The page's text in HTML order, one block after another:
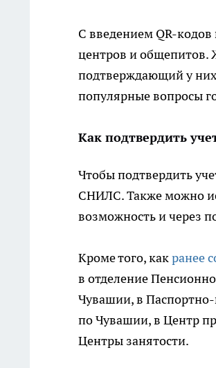
С введением QR-
центров и общепитов.
подтверждающий у них
популярные вопросы
Как подтвердить
Чтобы подтвердить
СНИЛС. Также можно
возможность и через
Кроме того, какранее
в отделение
Чувашии, в
по Чувашии, в Центр
Центры занятости.